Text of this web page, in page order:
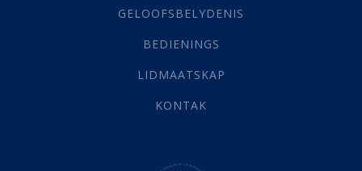
Lewensdoel(3)
Selfondersoek(1)
Werk(22)
(142)
GELOOFSBELYDENIS
BEDIENINGS
LIDMAATSKAP
KONTAK